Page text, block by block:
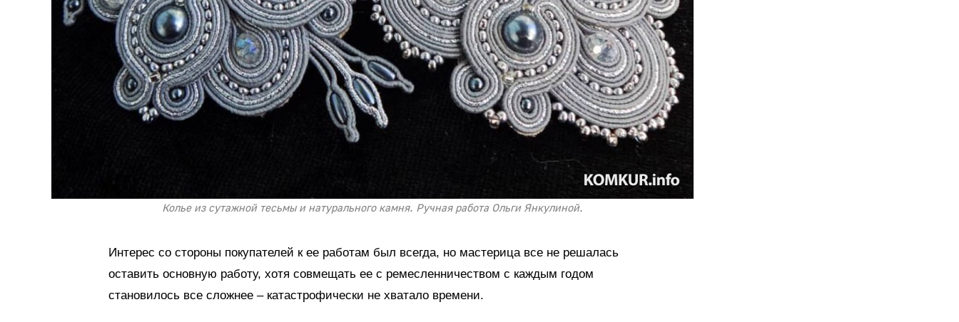
Колье из сутажной тесьмы и натурального камня. Ручная работа Ольги Янкулиной.
Интерес со стороны покупателей к ее работам был всегда, но мастерица все не решалась
оставить основную работу, хотя совмещать ее с ремесленничеством с каждым годом
становилось все сложнее – катастрофически не хватало времени.